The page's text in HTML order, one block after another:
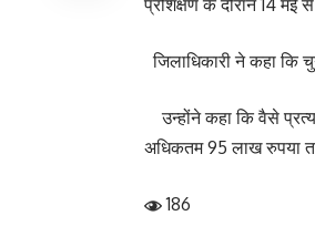
प्रशिक्षण के दौरान 14 मई
जिलाधिकारी ने कहा कि
उन्होंने कहा कि वैसे
अधिकतम 95 लाख रुपया
186